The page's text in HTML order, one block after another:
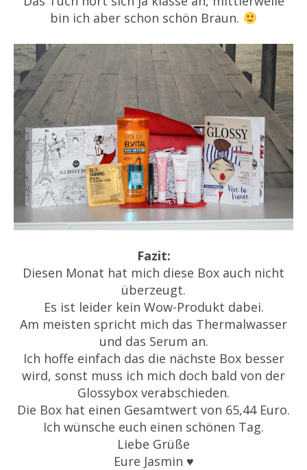
bin ich aber schon schön Braun.
Fazit:
Diesen Monat hat mich diese Box auch nicht
überzeugt.
Es ist leider kein Wow-Produkt dabei.
Am meisten spricht mich das Thermalwasser
und das Serum an.
Ich hoffe einfach das die nächste Box besser
wird, sonst muss ich mich doch bald von der
Glossybox verabschieden.
Die Box hat einen Gesamtwert von 65,44 Euro.
Ich wünsche euch einen schönen Tag.
Liebe Grüße
Eure Jasmin ♥